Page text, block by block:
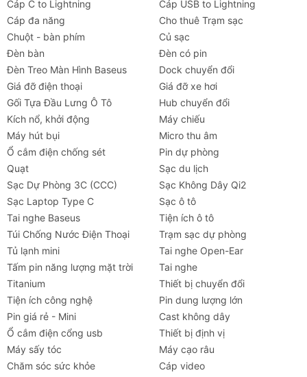
Tai nghe Máy chiếu Cho thuê
Cáp C to Lightning
Cáp USB to Lightning
Cáp đa năng
Cho thuê Trạm sạc
Chuột - bàn phím
Củ sạc
Đèn bàn
Đèn có pin
Đèn Treo Màn Hình Baseus
Dock chuyển đổi
Giá đỡ điện thoại
Giá đỡ xe hơi
Gối Tựa Đầu Lưng Ô Tô
Hub chuyển đổi
Kích nổ, khởi động
Máy chiếu
Máy hút bụi
Micro thu âm
Ổ cắm điện chống sét
Pin dự phòng
Quạt
Sạc du lịch
Sạc Dự Phòng 3C (CCC)
Sạc Không Dây Qi2
Sạc Laptop Type C
Sạc ô tô
Tai nghe Baseus
Tiện ích ô tô
Túi Chống Nước Điện Thoại
Trạm sạc dự phòng
Tủ lạnh mini
Tai nghe Open-Ear
Tấm pin năng lượng mặt trời
Tai nghe
Titanium
Thiết bị chuyển đổi
Tiện ích công nghệ
Pin dung lượng lớn
Pin giá rẻ - Mini
Cast không dây
Ổ cắm điện cổng usb
Thiết bị định vị
Máy sấy tóc
Máy cạo râu
Chăm sóc sức khỏe
Cáp video